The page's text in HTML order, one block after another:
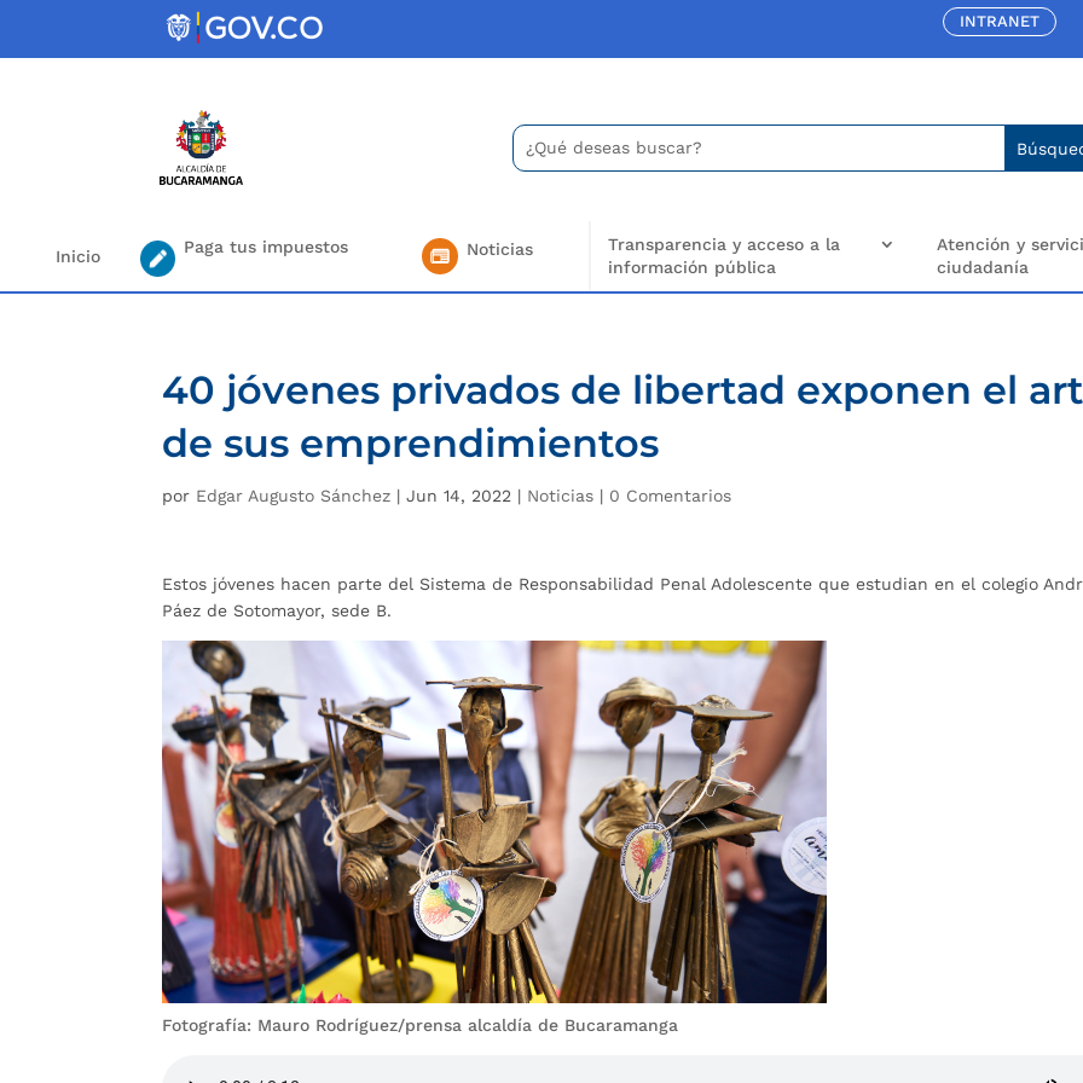
INTRANET
Buscar:
Search
for...
Inicio Paga tus impuestos Noticias
Transparencia y acceso a la
información pública
Atención y
ciudadanía
40 jóvenes privados de libertad exponen el
de sus emprendimientos
por Edgar Augusto Sánchez |Jun 14, 2022 | Noticias | 0 Comentarios
Estos jóvenes hacen parte del Sistema de Responsabilidad Penal Adolescente que estudian en el colegio
Páez de Sotomayor, sede B.
Fotografía: Mauro Rodríguez/prensa alcaldía de Bucaramanga